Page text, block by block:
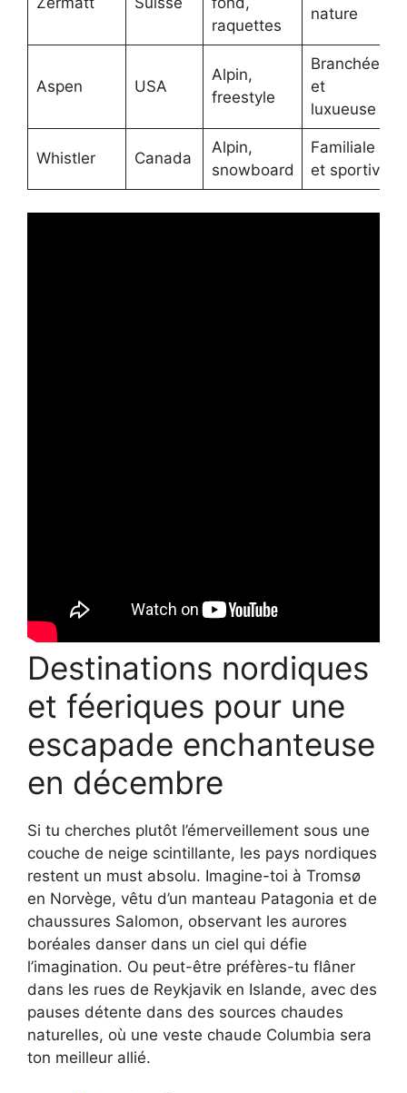
raquettes
nature
Aspen USA
Alpin,
freestyle
Branchée
et
luxueuse
Whistler Canada
Alpin,
snowboard
Familiale
et sportive
Destinations nordiques
et féeriques pour une
escapade enchanteuse
en décembre
Si tu cherches plutôt l’émerveillement sous une
couche de neige scintillante, les pays nordiques
restent un must absolu. Imagine-toi à Tromsø
en Norvège, vêtu d’un manteau Patagonia et de
chaussures Salomon, observant les aurores
boréales danser dans un ciel qui défie
l’imagination. Ou peut-être préfères-tu flâner
dans les rues de Reykjavik en Islande, avec des
pauses détente dans des sources chaudes
naturelles, où une veste chaude Columbia sera
ton meilleur allié.